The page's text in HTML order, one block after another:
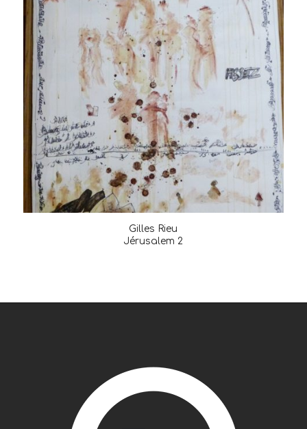
Gilles Rieu
Jérusalem 2